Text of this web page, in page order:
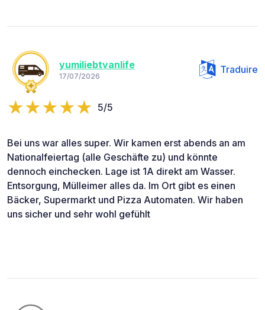
yumiliebtvanlife
17/07/2026
Traduire
5/5
Bei uns war alles super. Wir kamen erst abends an am
Nationalfeiertag (alle Geschäfte zu) und könnte
dennoch einchecken. Lage ist 1A direkt am Wasser.
Entsorgung, Mülleimer alles da. Im Ort gibt es einen
Bäcker, Supermarkt und Pizza Automaten. Wir haben
uns sicher und sehr wohl gefühlt